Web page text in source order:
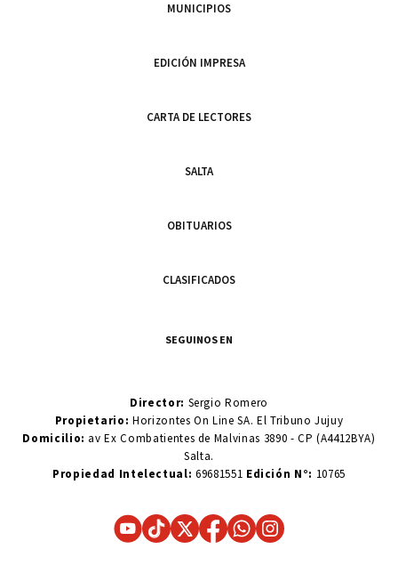
MUNICIPIOS
EDICIÓN IMPRESA
CARTA DE LECTORES
SALTA
OBITUARIOS
CLASIFICADOS
SEGUINOS EN
Director: Sergio Romero
Propietario:Horizontes On Line SA. El Tribuno Jujuy
Domicilio: av Ex Combatientes de Malvinas 3890 - CP (A4412BYA)
Salta.
Propiedad Intelectual: 69681551 Edición N°: 10765